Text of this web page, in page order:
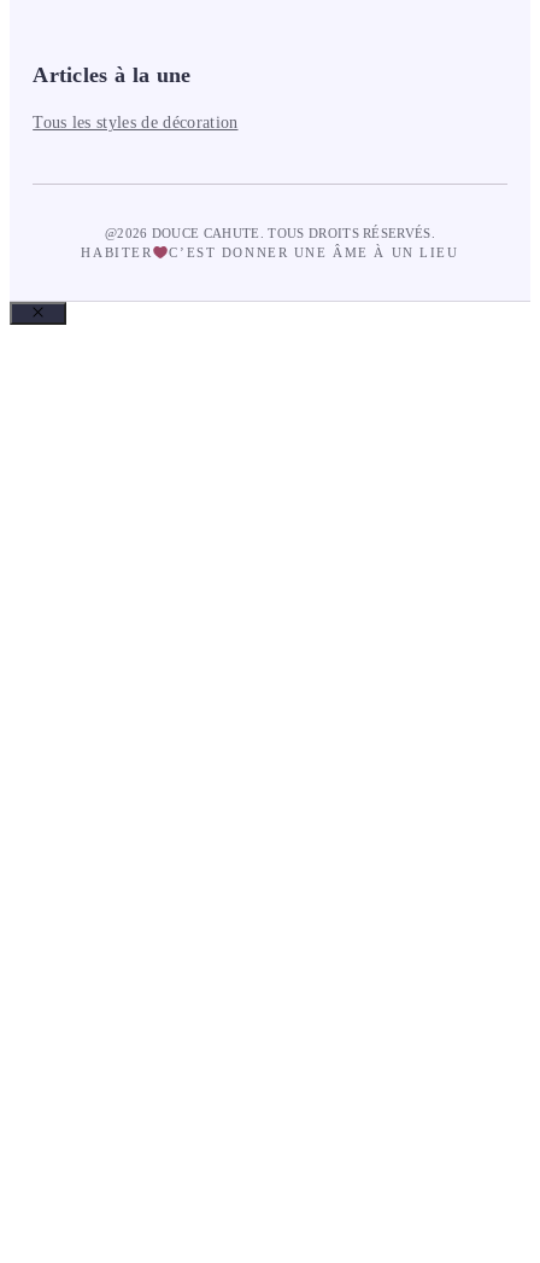
Articles à la une
Tous les styles de décoration
@2026 DOUCE CAHUTE. TOUS DROITS RÉSERVÉS.
HABITER
C’EST DONNER UNE ÂME À UN LIEU
Fermer